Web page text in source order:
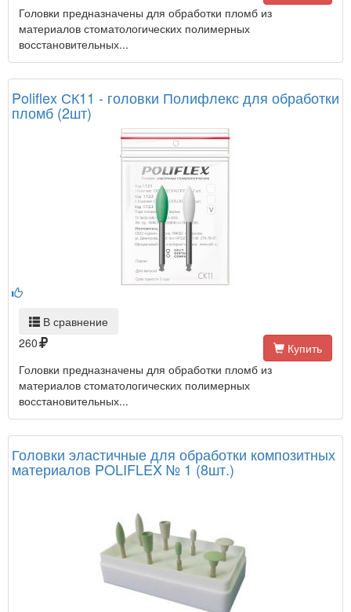
Головки предназначены для обработки пломб из
материалов стоматологических полимерных
восстановительных...
Poliflex СК11 - головки Полифлекс для обработки
пломб (2шт)
В сравнение
260
Купить
Головки предназначены для обработки пломб из
материалов стоматологических полимерных
восстановительных...
Головки эластичные для обработки композитных
материалов POLIFLEX № 1 (8шт.)